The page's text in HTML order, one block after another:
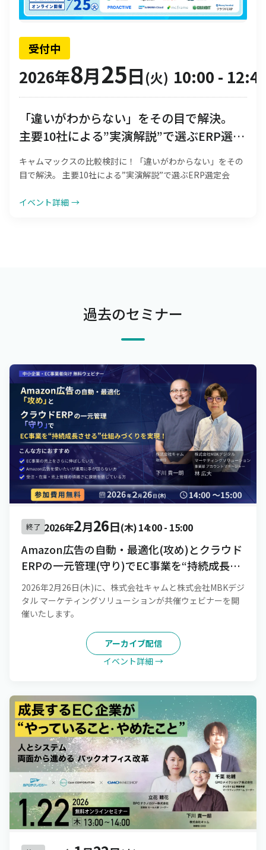
受付中
2026年8月25日(火) 10:00 -
「違いがわからない」をその目で解決。
主要10社による”実演解説”で選ぶERP選定
会
キャムマックスの比較検討に！「違いがわからない」をその
目で解決。 主要10社による”実演解説”で選ぶERP選定会
イベント詳細 →
過去のセミナー
終了 2026年2月26日(木)14:00- 15:00
Amazon広告の自動・最適化(攻め)とクラウド
ERPの一元管理(守り)でEC事業を“持続成長さ
せる”仕組みづくりを実現！[録画配信]
2026年2月26日(木)に、株式会社キャムと株式会社MBKデジ
タル マーケティングソリューションが共催ウェビナーを開
催いたします。
アーカイブ配信
イベント詳細 →